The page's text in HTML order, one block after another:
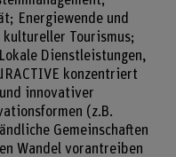
Energiewende und
Tourismus;
Dienstleistungen,
konzentriert
innovativer
(z.B.
Gemeinschaften
Wandel vorantreiben